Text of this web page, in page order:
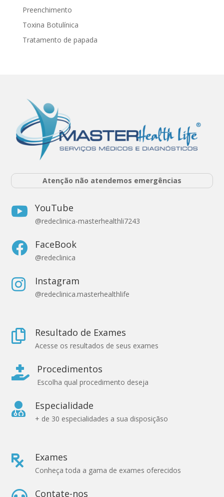
Preenchimento
Toxina Botulínica
Tratamento de papada
Atenção não atendemos emergências
 YouTube
@redeclinica-masterhealthli7243
 FaceBook
@redeclinica
 Instagram
@redeclinica.masterhealthlife
 Resultado de Exames
Acesse os resultados de seus exames
 Procedimentos
Escolha qual procedimento deseja
 Especialidade
+ de 30 especialidades a sua disposiçãso
 Exames
Conheça toda a gama de exames oferecidos
Contate-nos